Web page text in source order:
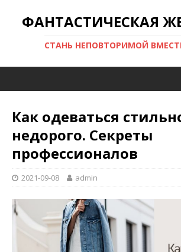
ФАНТАСТИЧЕСКАЯ
СТАНЬ НЕПОВТОРИМОЙ
Как одеваться
недорого. Секреты
профессионалов
2021-09-08 admin